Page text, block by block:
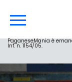
PaganeseMania è
Inf. n. 1154/05.